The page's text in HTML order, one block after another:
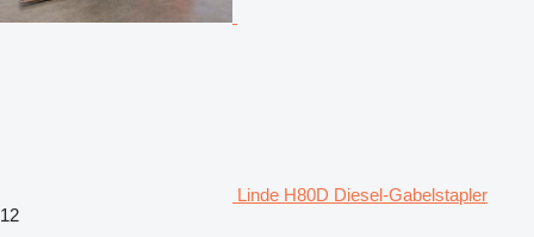
Linde H80D Diesel-Gabelstapler
12